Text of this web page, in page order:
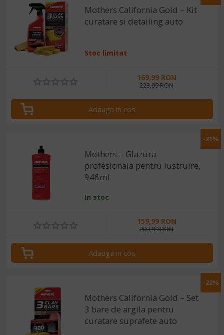
Mothers California Gold – Kit
curatare si detailing auto
Stoc limitat
169,99 RON
223,99 RON
Adauga in cos
-21%
Mothers – Glazura
profesionala pentru lustruire,
946ml
In stoc
159,99 RON
203,99 RON
Adauga in cos
-22%
Mothers California Gold – Set
3 bare de argila pentru
curatare suprafete auto